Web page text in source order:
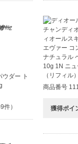
商品番号
獲得ポイ
ダー ト
件）